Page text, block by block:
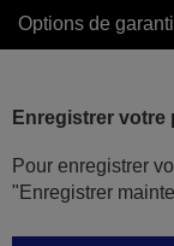
Options de
Enregistrer votre
Pour enregistrer
"Enregistrer